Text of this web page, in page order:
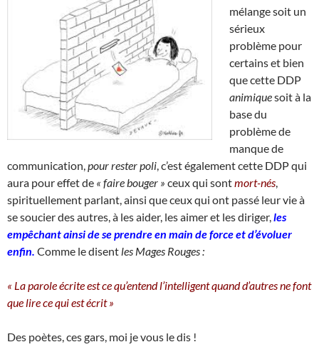
mélange soit un
sérieux
problème pour
certains et bien
que cette DDP
animiquesoit à la
base du
problème de
manque de
communication, pour rester poli , c’est également cette DDP qui
aura pour effet de « faire bouger » ceux qui sontmort-nés
spirituellement parlant, ainsi que ceux qui ont passé leur vie à
se soucier des autres, à les aider, les aimer et les diriger, les
empêchant ainsi de se prendre en main de force et d’évoluer
enfin. Comme le disent les Mages Rouges :
« La parole écrite est ce qu’entend l’intelligent quand d’autres ne font
que lire ce qui est écrit »
Des poètes, ces gars, moi je vous le dis !